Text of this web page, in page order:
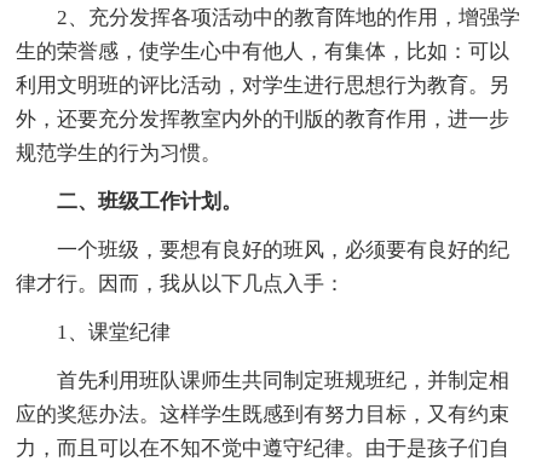
2、充分发挥各项活动中的教育阵地的作用，增强学
生的荣誉感，使学生心中有他人，有集体，比如：可以
利用文明班的评比活动，对学生进行思想行为教育。另
外，还要充分发挥教室内外的刊版的教育作用，进一步
规范学生的行为习惯。
二、班级工作计划。
一个班级，要想有良好的班风，必须要有良好的纪
律才行。因而，我从以下几点入手：
1、课堂纪律
首先利用班队课师生共同制定班规班纪，并制定相
应的奖惩办法。这样学生既感到有努力目标，又有约束
力，而且可以在不知不觉中遵守纪律。由于是孩子们自